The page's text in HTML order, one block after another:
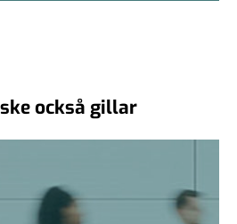
också gillar